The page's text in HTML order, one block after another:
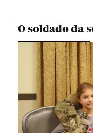
O soldado da